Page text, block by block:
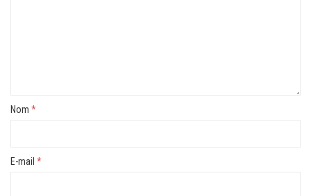
Nom *
E-mail *